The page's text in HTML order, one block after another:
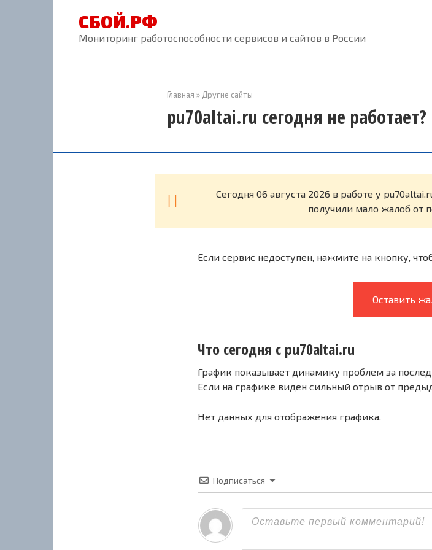
СБОЙ.РФ
Мониторинг работоспособности сервисов и сайтов в России
Главная » Другие сайты
pu70altai.ru сегодня не работает?
Cегодня 06 августа 2026 в работе у
получили мало жалоб от
Если сервис недоступен, нажмите на кнопку,
Оставить
Что сегодня с pu70altai.ru
График показывает динамику проблем за
Если на графике виден сильный отрыв от
Нет данных для отображения графика.
Подписаться